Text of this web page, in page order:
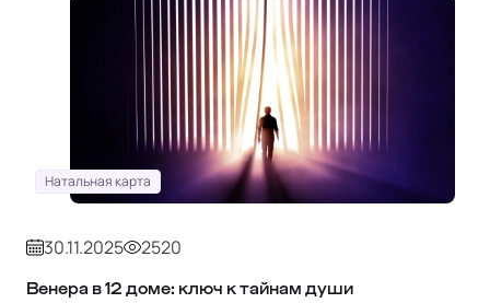
Натальная карта
30.11.2025 2520
Венера в 12 доме: ключ к тайнам души